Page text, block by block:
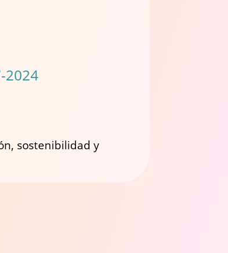
2024
sostenibilidad y